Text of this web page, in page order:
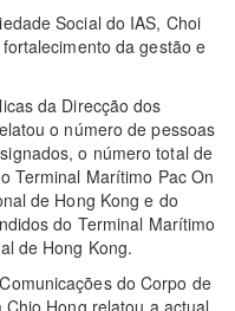
Social do IAS, Choi
da gestão e
da Direcção dos
o número de pessoas
o número total de
Terminal Marítimo Pac On
de Hong Kong e do
do Terminal Marítimo
de Hong Kong.
do Corpo de
Hong relatou a actual